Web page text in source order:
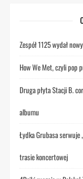
Zespół 1125 wydał
How We Met, czyli pop
Druga płyta Stacji B.
albumu
Łydka Grubasa serwuje
trasie koncertowej